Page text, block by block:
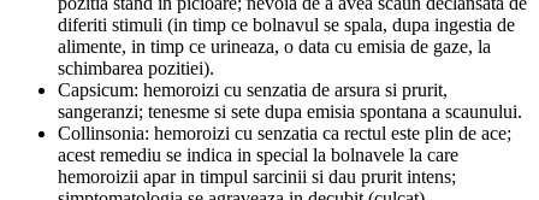
diferiti stimuli (in timp ce bolnavul se spala, dupa ingestia de
alimente, in timp ce urineaza, o data cu emisia de gaze, la
schimbarea pozitiei).
Capsicum: hemoroizi cu senzatia de arsura si prurit,
sangeranzi; tenesme si sete dupa emisia spontana a scaunului.
Collinsonia: hemoroizi cu senzatia ca rectul este plin de ace;
acest remediu se indica in special la bolnavele la care
hemoroizii apar in timpul sarcinii si dau prurit intens;